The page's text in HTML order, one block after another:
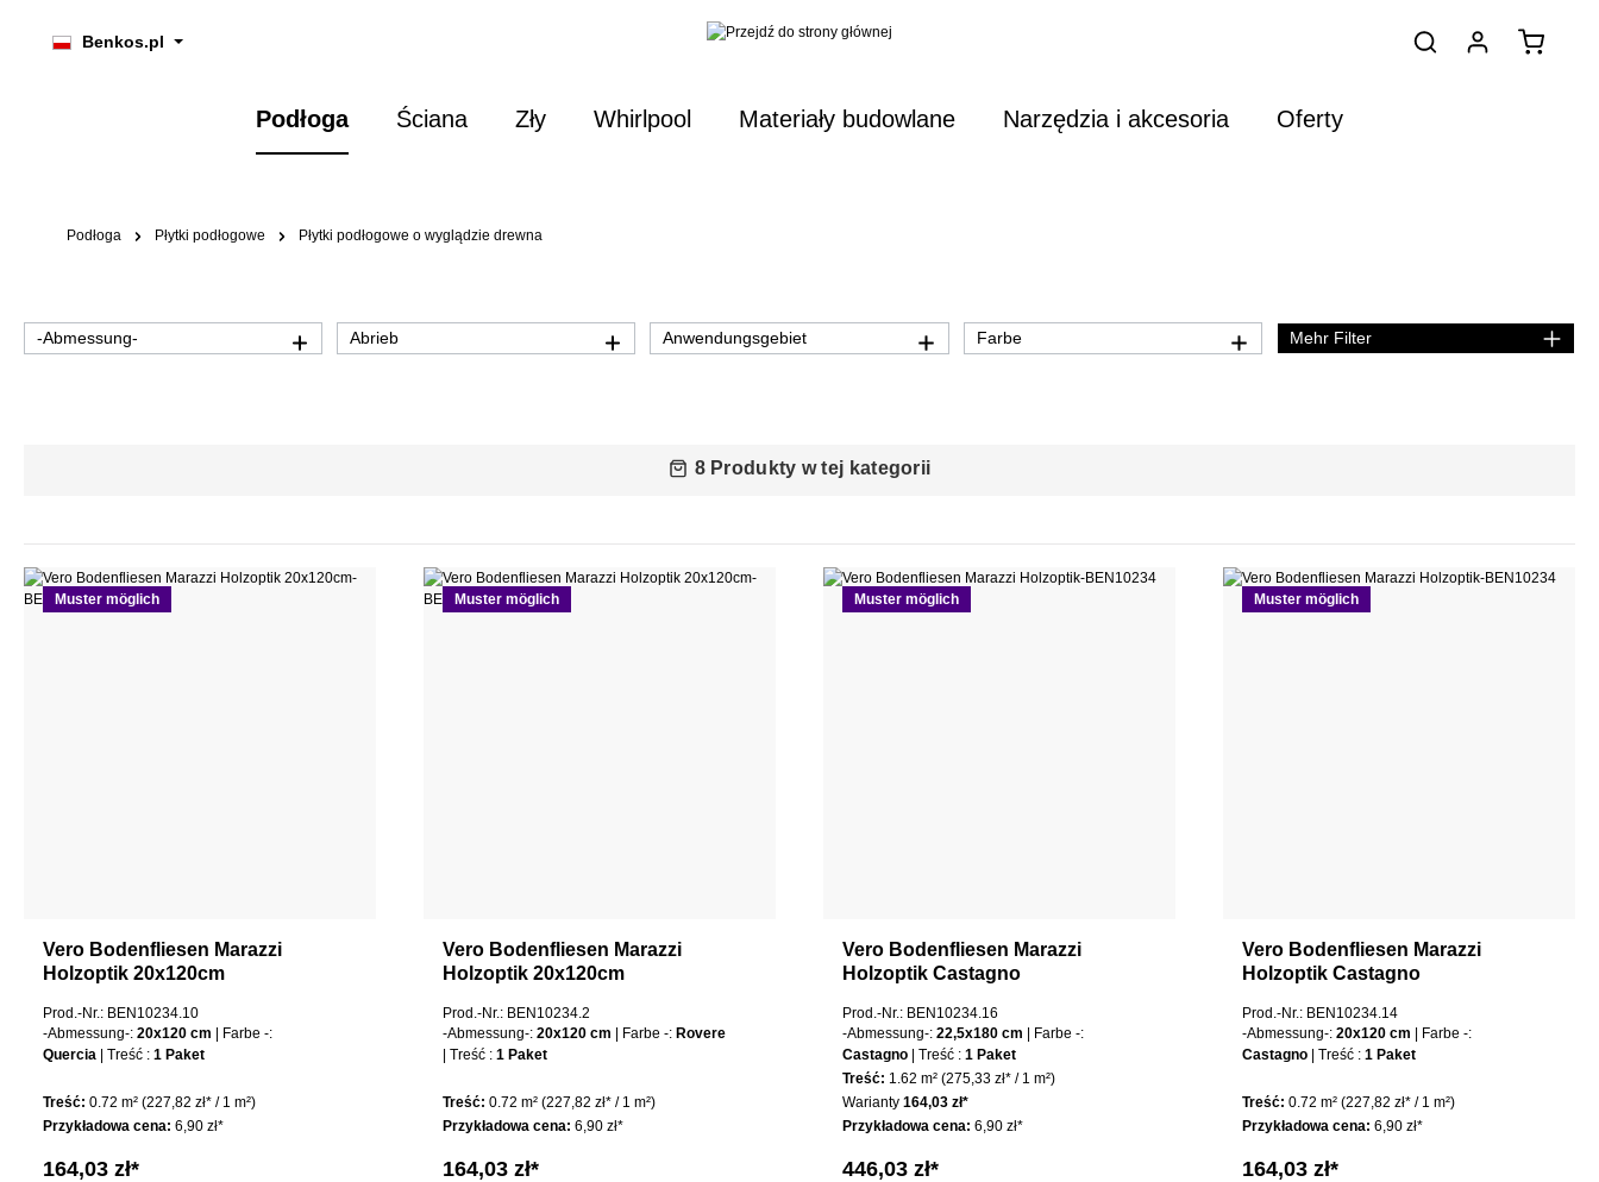
Benkos.pl
Podłoga Ściana Zły Whirlpool Materiały budowlane Narzędzia i akcesoria Oferty
Podłoga Płytki podłogowe Płytki podłogowe o wyglądzie drewna
-Abmessung- Abrieb Anwendungsgebiet Farbe Mehr Filter
8 Produkty w tej kategorii
Muster möglich
Vero Bodenfliesen Marazzi
Holzoptik 20x120cm
Prod.-Nr.: BEN10234.10
-Abmessung-: 20x120 cm
| Farbe -:
Quercia
| Treść : 1 Paket
Treść: 0.72 m² (227,82 zł* / 1 m²)
Przykładowa cena: 6,90 zł*
164,03 zł*
Muster möglich
Vero Bodenfliesen Marazzi
Holzoptik 20x120cm
Prod.-Nr.: BEN10234.2
-Abmessung-: 20x120 cm | Farbe -: Rovere
| Treść : 1 Paket
Treść: 0.72 m² (227,82 zł* / 1 m²)
Przykładowa cena: 6,90 zł*
164,03 zł*
Muster möglich
Vero Bodenfliesen Marazzi
Holzoptik Castagno
Prod.-Nr.: BEN10234.16
-Abmessung-: 22,5x180 cm
| Farbe -:
Castagno
| Treść : 1 Paket
Treść: 1.62 m² (275,33 zł* / 1 m²)
Warianty 164,03 zł*
Przykładowa cena: 6,90 zł*
446,03 zł*
Muster möglich
Vero Bodenfliesen Marazzi
Holzoptik Castagno
Prod.-Nr.: BEN10234.14
-Abmessung-: 20x120 cm
| Farbe -:
Castagno
| Treść : 1 Paket
Treść: 0.72 m² (227,82 zł* / 1 m²)
Przykładowa cena: 6,90 zł*
164,03 zł*